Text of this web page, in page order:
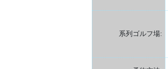
系列ゴルフ場: